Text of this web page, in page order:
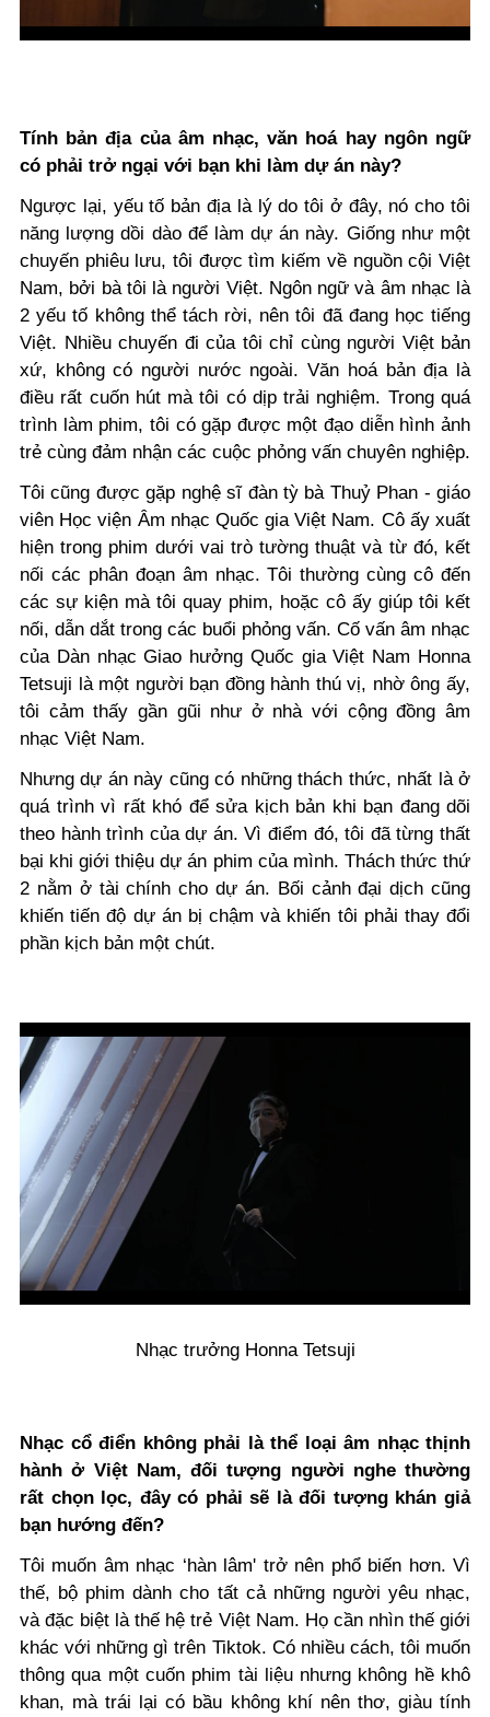
Tính bản địa của âm nhạc, văn hoá hay ngôn ngữ
có phải trở ngại với bạn khi làm dự án này?
Ngược lại, yếu tố bản địa là lý do tôi ở đây, nó cho tôi
năng lượng dồi dào để làm dự án này. Giống như một
chuyến phiêu lưu, tôi được tìm kiếm về nguồn cội Việt
Nam, bởi bà tôi là người Việt. Ngôn ngữ và âm nhạc là
2 yếu tố không thể tách rời, nên tôi đã đang học tiếng
Việt. Nhiều chuyến đi của tôi chỉ cùng người Việt bản
xứ, không có người nước ngoài. Văn hoá bản địa là
điều rất cuốn hút mà tôi có dịp trải nghiệm. Trong quá
trình làm phim, tôi có gặp được một đạo diễn hình ảnh
trẻ cùng đảm nhận các cuộc phỏng vấn chuyên nghiệp.
Tôi cũng được gặp nghệ sĩ đàn tỳ bà Thuỷ Phan - giáo
viên Học viện Âm nhạc Quốc gia Việt Nam. Cô ấy xuất
hiện trong phim dưới vai trò tường thuật và từ đó, kết
nối các phân đoạn âm nhạc. Tôi thường cùng cô đến
các sự kiện mà tôi quay phim, hoặc cô ấy giúp tôi kết
nối, dẫn dắt trong các buổi phỏng vấn. Cố vấn âm nhạc
của Dàn nhạc Giao hưởng Quốc gia Việt Nam Honna
Tetsuji là một người bạn đồng hành thú vị, nhờ ông ấy,
tôi cảm thấy gần gũi như ở nhà với cộng đồng âm
nhạc Việt Nam.
Nhưng dự án này cũng có những thách thức, nhất là ở
quá trình vì rất khó để sửa kịch bản khi bạn đang dõi
theo hành trình của dự án. Vì điểm đó, tôi đã từng thất
bại khi giới thiệu dự án phim của mình. Thách thức thứ
2 nằm ở tài chính cho dự án. Bối cảnh đại dịch cũng
khiến tiến độ dự án bị chậm và khiến tôi phải thay đổi
phần kịch bản một chút.
Nhạc trưởng Honna Tetsuji
Nhạc cổ điển không phải là thể loại âm nhạc thịnh
hành ở Việt Nam, đối tượng người nghe thường
rất chọn lọc, đây có phải sẽ là đối tượng khán giả
bạn hướng đến?
Tôi muốn âm nhạc ‘hàn lâm' trở nên phổ biến hơn. Vì
thế, bộ phim dành cho tất cả những người yêu nhạc,
và đặc biệt là thế hệ trẻ Việt Nam. Họ cần nhìn thế giới
khác với những gì trên Tiktok. Có nhiều cách, tôi muốn
thông qua một cuốn phim tài liệu nhưng không hề khô
khan, mà trái lại có bầu không khí nên thơ, giàu tính